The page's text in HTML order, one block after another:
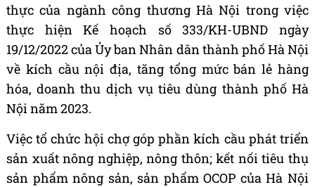
thực của ngành công thương Hà Nội trong việc
thực hiện Kế hoạch số 333/KH-UBND ngày
19/12/2022 của Ủy ban Nhân dân thành phố Hà Nội
về kích cầu nội địa, tăng tổng mức bán lẻ hàng
hóa, doanh thu dịch vụ tiêu dùng thành phố Hà
Nội năm 2023.
Việc tổ chức hội chợ góp phần kích cầu phát triển
sản xuất nông nghiệp, nông thôn; kết nối tiêu thụ
sản phẩm nông sản, sản phẩm OCOP của Hà Nội